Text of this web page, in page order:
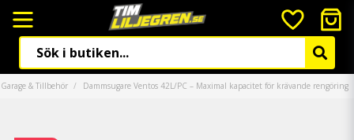
Garage & Tillbehör Dammsugare Ventos 42L/PC – Maximal kapacitet för krävande rengöring